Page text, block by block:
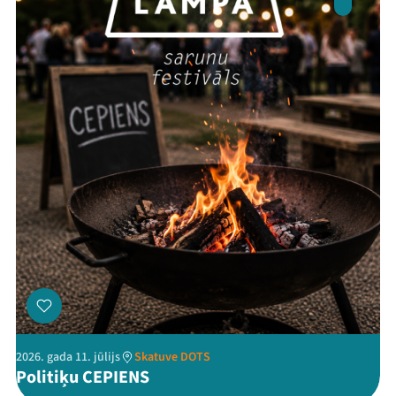
Ziedo
Veikals
Kontakti
ThreadsFacebookYoutube
X Instagram
Flick TikTok
2026. gada 11. jūlijs Skatuve DOTS
Politiķu CEPIENS